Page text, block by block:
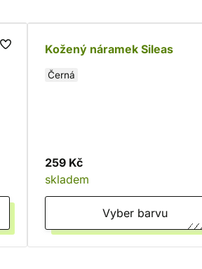
Kožený náramek Sileas
Černá
259 Kč
skladem
Vyber barvu